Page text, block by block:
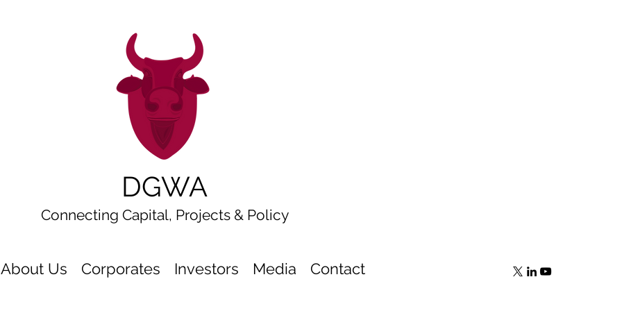
DGWA
Connecting Capital, Projects & Policy
About Us Corporates Investors Media Contact